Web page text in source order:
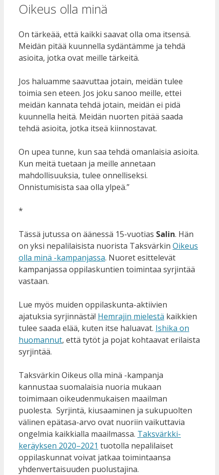
Oikeus olla minä
On tärkeää, että kaikki saavat olla oma itsensä.
Meidän pitää kuunnella sydäntämme ja tehdä
asioita, jotka ovat meille tärkeitä.
Jos haluamme saavuttaa jotain, meidän tulee
toimia sen eteen. Jos joku sanoo meille, ettei
meidän kannata tehdä jotain, meidän ei pidä
kuunnella heitä. Meidän nuorten pitää saada
tehdä asioita, jotka itseä kiinnostavat.
On upea tunne, kun saa tehdä omanlaisia asioita.
Kun meitä tuetaan ja meille annetaan
mahdollisuuksia, tulee onnelliseksi.
Onnistumisista saa olla ylpeä.”
*
Tässä jutussa on äänessä 15-vuotias Salin. Hän
on yksi nepalilaisista nuorista Taksvärkin Oikeus
olla minä -kampanjassa. Nuoret esittelevät
kampanjassa oppilaskuntien toimintaa syrjintää
vastaan.
Lue myös muiden oppilaskunta-aktiivien
ajatuksia syrjinnästä! Hemrajin mielestä kaikkien
tulee saada elää, kuten itse haluavat. Ishika on
huomannut, että tytöt ja pojat kohtaavat erilaista
syrjintää.
Taksvärkin Oikeus olla minä -kampanja
kannustaa suomalaisia nuoria mukaan
toimimaan oikeudenmukaisen maailman
puolesta. Syrjintä, kiusaaminen ja sukupuolten
välinen epätasa-arvo ovat nuoriin vaikuttavia
ongelmia kaikkialla maailmassa. Taksvärkki-
keräyksen 2020–2021 tuotolla nepalilaiset
oppilaskunnat voivat jatkaa toimintaansa
yhdenvertaisuuden puolustajina.